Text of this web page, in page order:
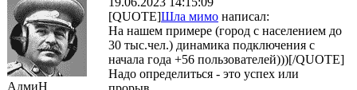
АдмиН
[QUOTE]Шла мимо написал:
На нашем примере (город с населением до
30 тыс.чел.) динамика подключения с
начала года +56 пользователей)))[/QUOTE]
Надо определиться - это успех или